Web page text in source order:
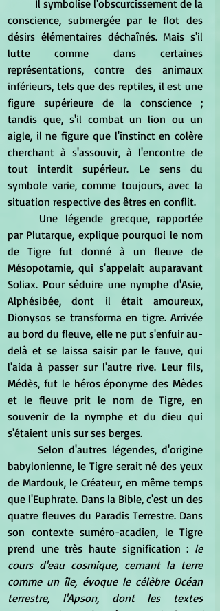
conscience, submergée par le flot des
désirs élémentaires déchaînés. Mais s'il
lutte comme dans certaines
représentations, contre des animaux
inférieurs, tels que des reptiles, il est une
figure supérieure de la conscience ;
tandis que, s'il combat un lion ou un
aigle, il ne figure que l'instinct en colère
cherchant à s'assouvir, à l'encontre de
tout interdit supérieur. Le sens du
symbole varie, comme toujours, avec la
situation respective des êtres en conflit.
par Plutarque, explique pourquoi le nom
de Tigre fut donné à un fleuve de
Mésopotamie, qui s'appelait auparavant
Soliax. Pour séduire une nymphe d'Asie,
Alphésibée, dont il était amoureux,
Dionysos se transforma en tigre. Arrivée
au bord du fleuve, elle ne put s'enfuir au-
delà et se laissa saisir par le fauve, qui
l'aida à passer sur l'autre rive. Leur fils,
Médès, fut le héros éponyme des Mèdes
et le fleuve prit le nom de Tigre, en
souvenir de la nymphe et du dieu qui
s'étaient unis sur ses berges.
babylonienne, le Tigre serait né des yeux
de Mardouk, le Créateur, en même temps
que l'Euphrate. Dans la Bible, c'est un des
quatre fleuves du Paradis Terrestre. Dans
son contexte suméro-acadien, le Tigre
prend une très haute signification : le
cours d'eau cosmique, cernant la terre
comme un île, évoque le célèbre Océan
terrestre, l'Apson, dont les textes